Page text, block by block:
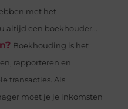
met het
altijd een boekhouder...
Boekhouding is het
rapporteren en
transacties. Als
moet je je inkomsten